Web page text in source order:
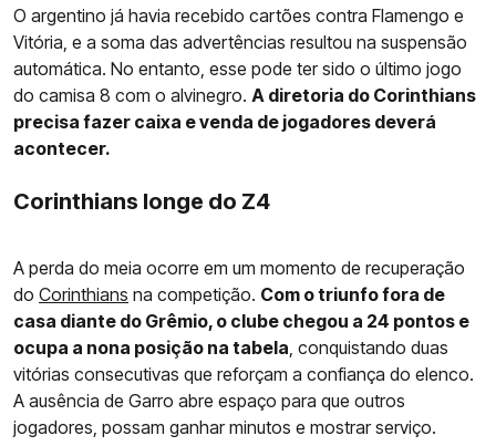
O argentino já havia recebido cartões contra Flamengo e
Vitória, e a soma das advertências resultou na suspensão
automática. No entanto, esse pode ter sido o último jogo
do camisa 8 com o alvinegro. A diretoria do Corinthians
precisa fazer caixa e venda de jogadores deverá
acontecer.
Corinthians longe do Z4
A perda do meia ocorre em um momento de recuperação
do Corinthians na competição. Com o triunfo fora de
casa diante do Grêmio, o clube chegou a 24 pontos e
ocupa a nona posição na tabela , conquistando duas
vitórias consecutivas que reforçam a confiança do elenco.
A ausência de Garro abre espaço para que outros
jogadores, possam ganhar minutos e mostrar serviço.